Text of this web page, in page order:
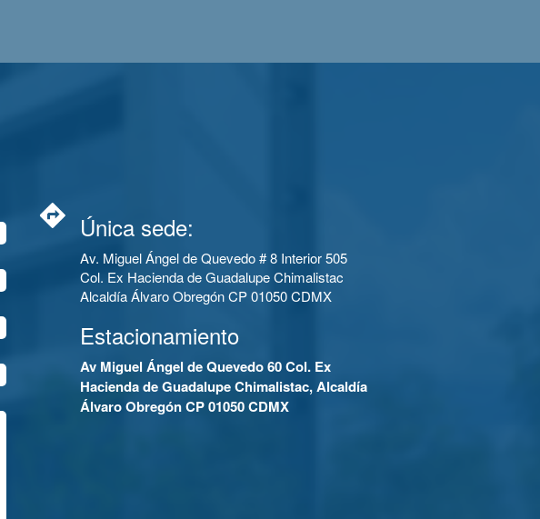
Única sede:
Av. Miguel Ángel de Quevedo # 8 Interior 505
Col. Ex Hacienda de Guadalupe Chimalistac
Alcaldía Álvaro Obregón CP 01050 CDMX
Estacionamiento
Av Miguel Ángel de Quevedo 60 Col. Ex
Hacienda de Guadalupe Chimalistac, Alcaldía
Álvaro Obregón CP 01050 CDMX